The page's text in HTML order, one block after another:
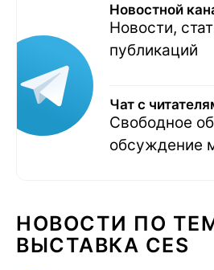
Новостной
Новости,
публикаций
Чат с
Свободное
обсуждение
НОВОСТИ ПО
ВЫСТАВКА CES